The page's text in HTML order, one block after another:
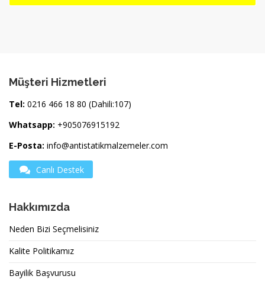
Müşteri Hizmetleri
Tel: 0216 466 18 80 (Dahili:107)
Whatsapp: +905076915192
E-Posta: info@antistatikmalzemeler.com
Canlı Destek
Hakkımızda
Neden Bizi Seçmelisiniz
Kalite Politikamız
Bayilik Başvurusu